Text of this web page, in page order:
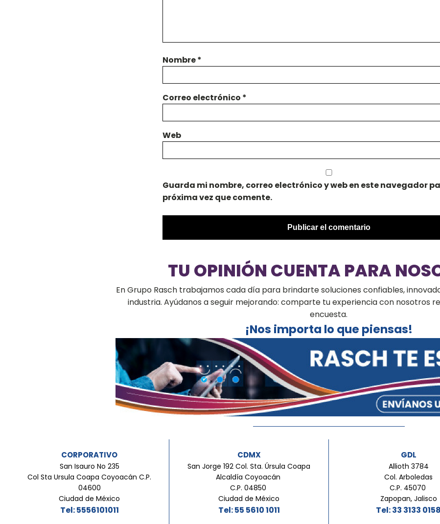
Nombre*
Correo electrónico *
Web
Guarda mi nombre, correo electrónico y web en este navegador
próxima vez que comente.
TU OPINIÓN CUENTA PARA
En Grupo Rasch trabajamos cada día para brindarte soluciones confiables,
industria. Ayúdanos a seguir mejorando: comparte tu experiencia con nosotros
encuesta.
¡Nos importa lo que piensas!
CORPORATIVO
San Isauro No 235
Col Sta Ursula Coapa Coyoacán C.P.
04600
Ciudad de México
Tel: 5556101011
CDMX
San Jorge 192 Col. Sta. Úrsula Coapa
Alcaldía Coyoacán
C.P. 04850
Ciudad de México
Tel: 55 5610 1011
GDL
Allioth 3784
Col. Arboledas
C.P. 45070
Zapopan, Jalisco
Tel: 33 3133 0158